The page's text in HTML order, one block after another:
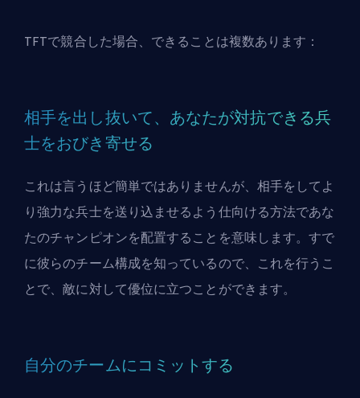
TFTで競合した場合、できることは複数あります：
相手を出し抜いて、あなたが対抗できる兵
士をおびき寄せる
これは言うほど簡単ではありませんが、相手をしてよ
り強力な兵士を送り込ませるよう仕向ける方法であな
たのチャンピオンを配置することを意味します。すで
に彼らのチーム構成を知っているので、これを行うこ
とで、敵に対して優位に立つことができます。
自分のチームにコミットする